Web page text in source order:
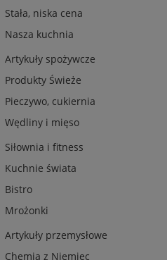
Stała, niska cena
Nasza kuchnia
Artykuły spożywcze
Produkty Świeże
Pieczywo, cukiernia
Wędliny i mięso
Siłownia i fitness
Kuchnie świata
Bistro
Mrożonki
Artykuły przemysłowe
Chemia z Niemiec